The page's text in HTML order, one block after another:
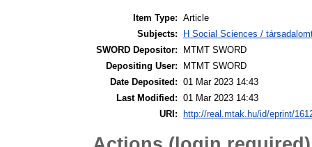
Item Type: Article
Subjects:
H Social Sciences /
SWORD Depositor:
MTMT SWORD
Depositing User:
MTMT SWORD
Date Deposited: 01 Mar 2023 14:43
Last Modified: 01 Mar 2023 14:43
URI:
http://real.mtak.hu/id/eprint/